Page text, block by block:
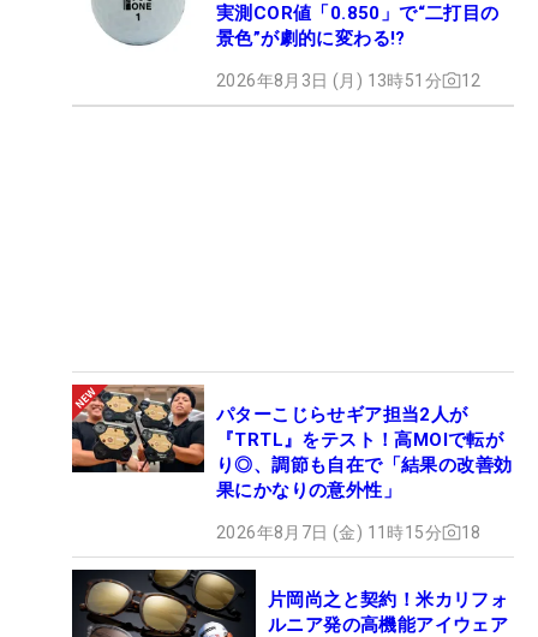
実測COR値「0.850」で“二打目の
景色”が劇的に変わる!?
2026年8月3日 (月) 13時51分 12
パターこじらせギア担当2人が
『TRTL』をテスト！高MOIで転が
り◎、調節も自在で「結果の改善効
果にかなりの意外性」
2026年8月7日 (金) 11時15分 18
片岡尚之と契約！米カリフォ
ルニア発の高機能アイウェア